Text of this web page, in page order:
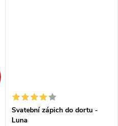
Svatební zápich do dortu -
Luna